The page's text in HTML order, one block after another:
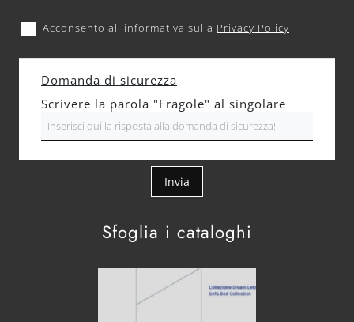
Sfoglia i cataloghi
Acconsento all'informativa sulla Privacy Policy
Domanda di sicurezza
Scrivere la parola "Fragole" al singolare
Invia